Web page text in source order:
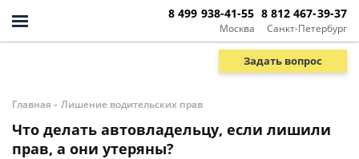
Москва
8 499 938-41-55
Санкт-Петербург
8 812 467-39-37
Задать вопрос
Главная - Лишение водительских прав
Что делать автовладельцу, если лишили
прав, а они утеряны?